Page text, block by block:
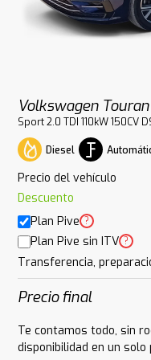
Volkswagen Touran
Sport 2.0 TDI 110kW 150CV
Diesel
Precio del vehículo
Descuento
Plan Pive ?
Plan Pive sin ITV ?
Transferencia,
Precio final
Te contamos todo, sin
disponibilidad en un solo